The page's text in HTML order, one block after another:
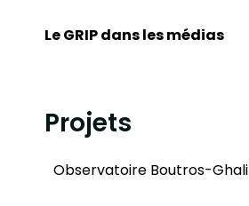
Le GRIP dans les médias
Projets
Observatoire Boutros-Ghali